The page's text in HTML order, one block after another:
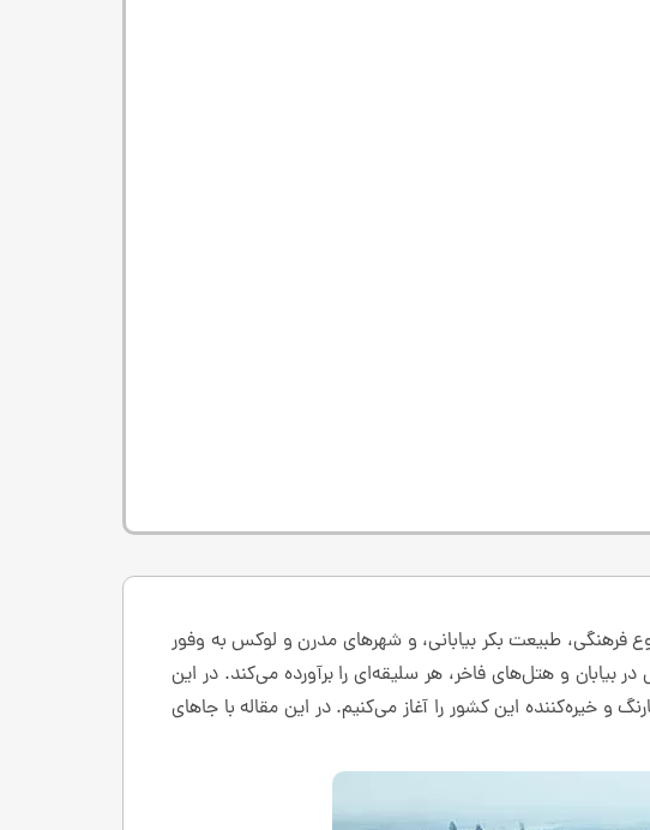
فرهنگی، طبیعت بکر بیابانی، و شهرهای مدرن و لوکس به وفور
و هتل‌های فاخر، هر سلیقه‌ای را برآورده می‌کند. در این
و خیره‌کننده این کشور را آغاز می‌کنیم. در این مقاله با جاهای